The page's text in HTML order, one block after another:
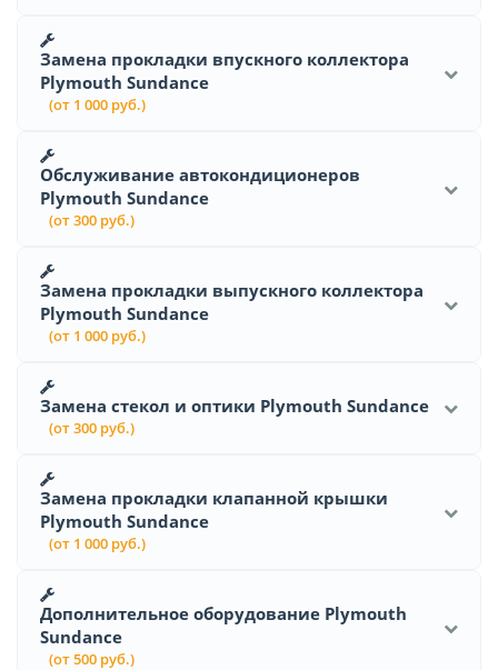
Замена прокладки впускного коллектора
Plymouth Sundance
(от 1 000 руб.)
Обслуживание автокондиционеров
Plymouth Sundance
(от 300 руб.)
Замена прокладки выпускного коллектора
Plymouth Sundance
(от 1 000 руб.)
Замена стекол и оптики Plymouth Sundance
(от 300 руб.)
Замена прокладки клапанной крышки
Plymouth Sundance
(от 1 000 руб.)
Дополнительное оборудование Plymouth
Sundance
(от 500 руб.)